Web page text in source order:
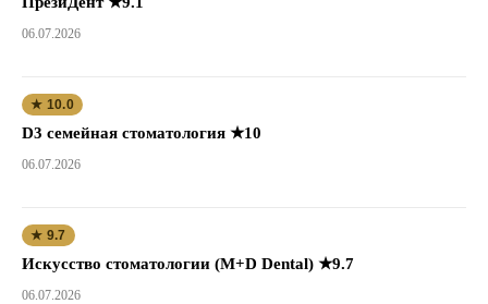
06.07.2026
★ 10.0
D3 семейная стоматология ★10
06.07.2026
★ 9.7
Искусство стоматологии (M+D Dental) ★9.7
06.07.2026